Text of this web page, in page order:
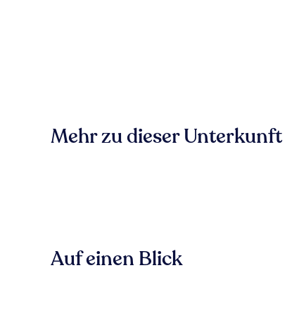
Mehr zu dieser Unterkunft
Auf einen Blick